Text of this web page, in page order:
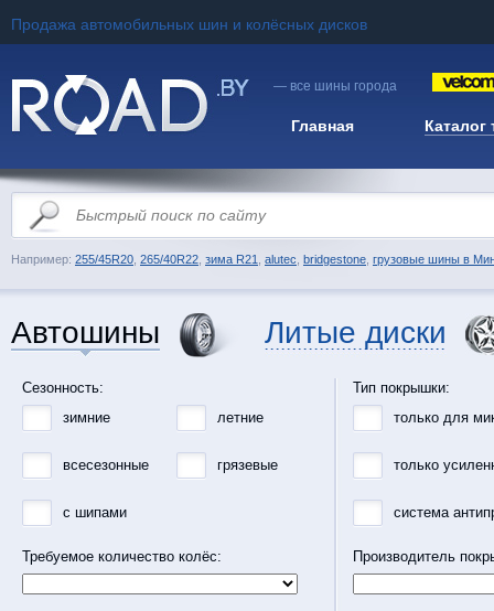
Продажа автомобильных шин и колёсных дисков
— все шины города
Главная Каталог
Например: 255/45R20 265/40R22 зима R21 alutec bridgestone грузовые шины в
Автошины Литые диски
Сезонность:
зимние
летние
всесезонные грязевые
с шипами
Требуемое количество колёс:
Тип покрышки:
только для
только
система
Производитель